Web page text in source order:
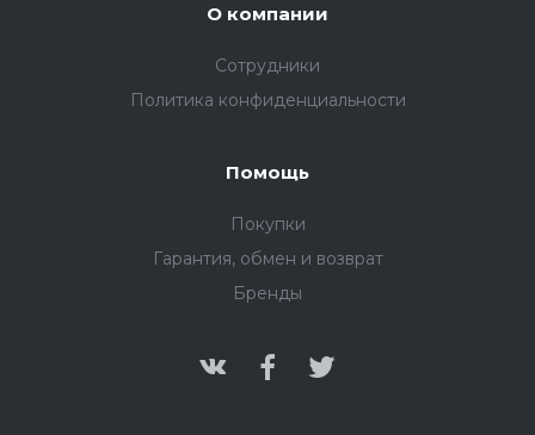
О компании
Сотрудники
Политика конфиденциальности
Помощь
Покупки
Гарантия, обмен и возврат
Бренды